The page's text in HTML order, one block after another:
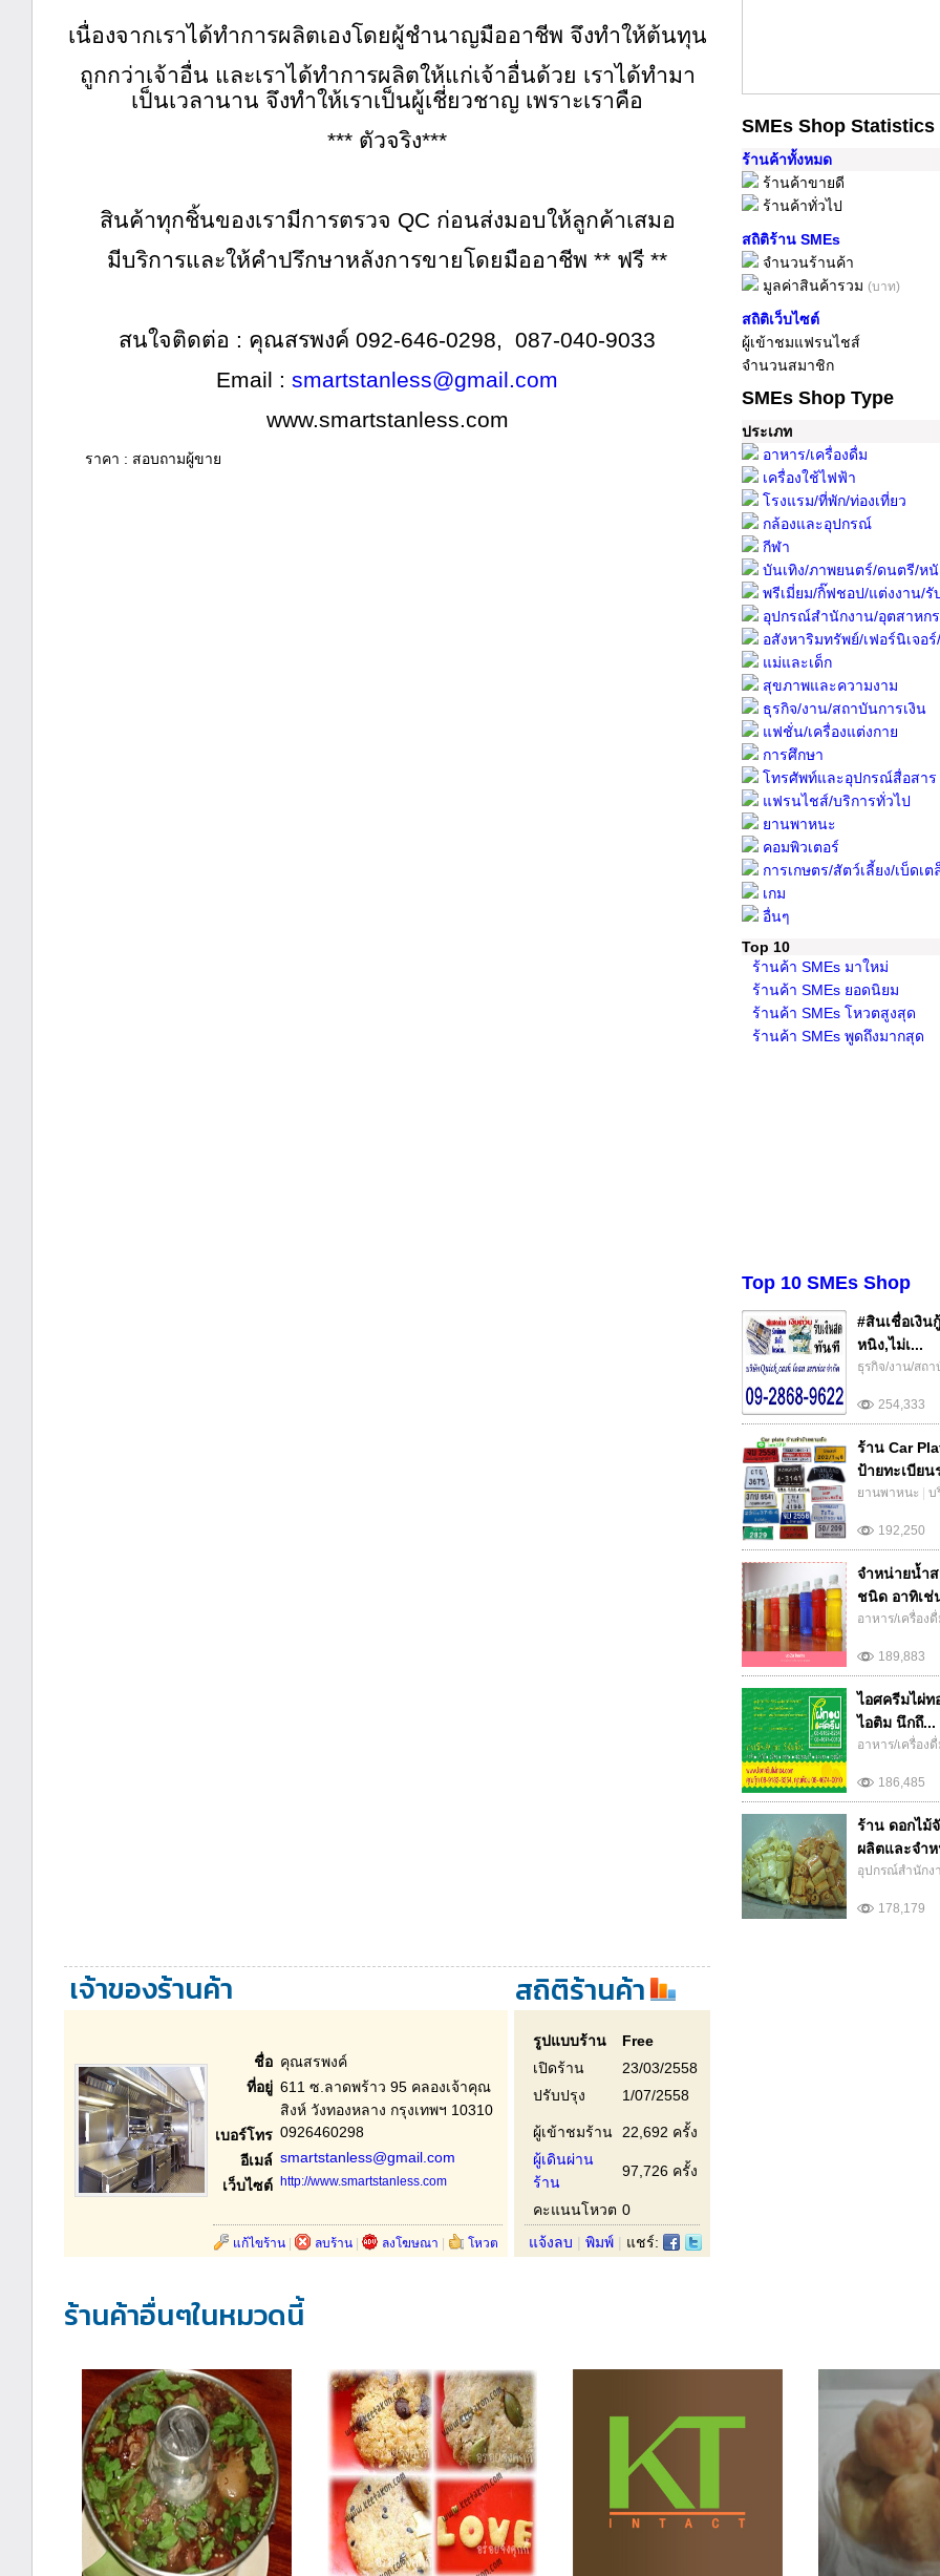
เนื่องจากเราได้ทำการผลิตเองโดยผู้ชำนาญมืออาชีพ จึงทำให้ต้นทุน
ถูกกว่าเจ้าอื่น และเราได้ทำการผลิตให้แก่เจ้าอื่นด้วย เราได้ทำมา
เป็นเวลานาน จึงทำให้เราเป็นผู้เชี่ยวชาญ เพราะเราคือ
*** ตัวจริง***
สินค้าทุกชิ้นของเรามีการตรวจ QC ก่อนส่งมอบให้ลูกค้าเสมอ
มีบริการและให้คำปรึกษาหลังการขายโดยมืออาชีพ ** ฟรี **
สนใจติดต่อ : คุณสรพงค์ 092-646-0298, 087-040-9033
Email : smartstanless@gmail.com
www.smartstanless.com
ราคา : สอบถามผู้ขาย
SMEs Shop Statistics
ร้านค้าทั้งหมด
ร้านค้าขายดี
ร้านค้าทั่วไป
สถิติร้าน SMEs
จำนวนร้านค้า
มูลค่าสินค้ารวม (บาท)
สถิติเว็บไซต์
ผู้เข้าชมแฟรนไชส์
จำนวนสมาชิก
SMEs Shop Type
ประเภท
อาหาร/เครื่องดื่ม
เครื่องใช้ไฟฟ้า
โรงแรม/ที่พัก/ท่องเที่ยว
กล้องและอุปกรณ์
กีฬา
บันเทิง/ภาพยนตร์/ดนตรี/ห
พรีเมี่ยม/กิ๊ฟชอป/แต่งงาน/รั
อุปกรณ์สำนักงาน/อุตสาหก
อสังหาริมทรัพย์/เฟอร์นิเจอร์/
แม่และเด็ก
สุขภาพและความงาม
ธุรกิจ/งาน/สถาบันการเงิน
แฟชั่น/เครื่องแต่งกาย
การศึกษา
โทรศัพท์และอุปกรณ์สื่อสาร
แฟรนไชส์/บริการทั่วไป
ยานพาหนะ
คอมพิวเตอร์
การเกษตร/สัตว์เลี้ยง/เบ็ดเต
เกม
อื่นๆ
Top 10
ร้านค้า SMEs มาใหม่
ร้านค้า SMEs ยอดนิยม
ร้านค้า SMEs โหวตสูงสุด
ร้านค้า SMEs พูดถึงมากสุด
Top 10 SMEs Shop
254,333
#สินเชื่อเงิน
หนิง,ไม่เ...
ธุรกิจ/งาน/สถา
192,250
ร้าน Car
ป้ายทะเบียน
ยานพาหนะ บ
189,883
จำหน่ายน้ำ
ชนิด อาทิเช่
อาหาร/เครื่อง
186,485
ไอศครีมไผ่ท
ไอติม นึกถึ...
อาหาร/เครื่อง
178,179
ร้าน ดอกไม้
ผลิตและจำ
อุปกรณ์สำนักง
เจ้าของร้านค้า สถิติร้านค้า
ชื่อ คุณสรพงค์
ที่อยู่ 611 ซ.ลาดพร้าว 95 คลองเจ้าคุณ
สิงห์ วังทองหลาง กรุงเทพฯ 10310
เบอร์โทร 0926460298
อีเมล์ smartstanless@gmail.com
เว็บไซต์ http://www.smartstanless.com
รูปแบบร้าน
Free
เปิดร้าน
23/03/2558
ปรับปรุง
1/07/2558
ผู้เข้าชมร้าน
22,692 ครั้ง
ผู้เดินผ่าน
ร้าน
97,726 ครั้ง
คะแนนโหวต 0
แก้ไขร้าน ลบร้าน ลงโฆษณา โหวต แจ้งลบ | พิมพ์ | แชร์:
ร้านค้าอื่นๆในหมวดนี้